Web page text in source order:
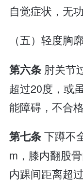
自觉症状，无
（五）轻度胸
第六条 肘关节
超过20度，或
能障碍，不合格
第七条下蹲不
m，膝内翻股
内踝间距离超